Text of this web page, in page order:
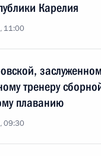
Карелия
11:00
тренеру
плаванию
09:30